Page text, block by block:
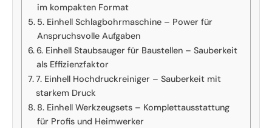
im kompakten Format
5. Einhell Schlagbohrmaschine – Power für
Anspruchsvolle Aufgaben
6. Einhell Staubsauger für Baustellen – Sauberkeit
als Effizienzfaktor
7. Einhell Hochdruckreiniger – Sauberkeit mit
starkem Druck
8. Einhell Werkzeugsets – Komplettausstattung
für Profis und Heimwerker